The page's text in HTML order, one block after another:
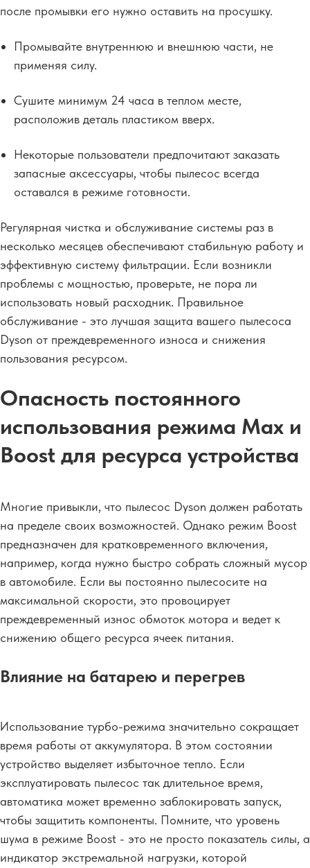
после промывки его нужно оставить на просушку.
Промывайте внутреннюю и внешнюю части, не
применяя силу.
Сушите минимум 24 часа в теплом месте,
расположив деталь пластиком вверх.
Некоторые пользователи предпочитают заказать
запасные аксессуары, чтобы пылесос всегда
оставался в режиме готовности.
Регулярная чистка и обслуживание системы раз в
несколько месяцев обеспечивают стабильную работу и
эффективную систему фильтрации. Если возникли
проблемы с мощностью, проверьте, не пора ли
использовать новый расходник. Правильное
обслуживание - это лучшая защита вашего пылесоса
Dyson от преждевременного износа и снижения
пользования ресурсом.
Опасность постоянного
использования режима Max и
Boost для ресурса устройства
Многие привыкли, что пылесос Dyson должен работать
на пределе своих возможностей. Однако режим Boost
предназначен для кратковременного включения,
например, когда нужно быстро собрать сложный мусор
в автомобиле. Если вы постоянно пылесосите на
максимальной скорости, это провоцирует
преждевременный износ обмоток мотора и ведет к
снижению общего ресурса ячеек питания.
Влияние на батарею и перегрев
Использование турбо-режима значительно сокращает
время работы от аккумулятора. В этом состоянии
устройство выделяет избыточное тепло. Если
эксплуатировать пылесос так длительное время,
автоматика может временно заблокировать запуск,
чтобы защитить компоненты. Помните, что уровень
шума в режиме Boost - это не просто показатель силы, а
индикатор экстремальной нагрузки, которой